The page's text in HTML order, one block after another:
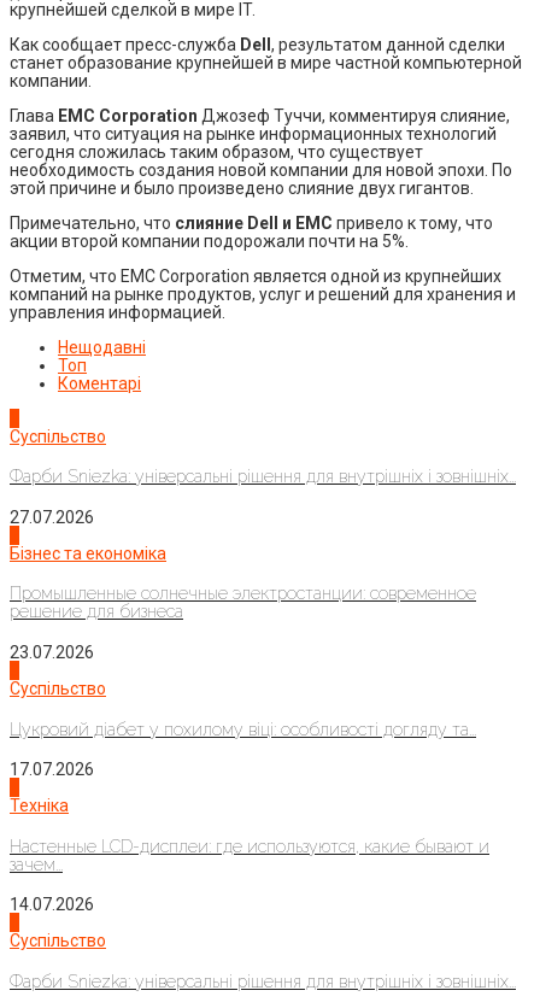
крупнейшей сделкой в мире IT.
Как сообщает пресс-служба Dell, результатом данной сделки
станет образование крупнейшей в мире частной компьютерной
компании.
Глава EMC Corporation Джозеф Туччи, комментируя слияние,
заявил, что ситуация на рынке информационных технологий
сегодня сложилась таким образом, что существует
необходимость создания новой компании для новой эпохи. По
этой причине и было произведено слияние двух гигантов.
Примечательно, что слияние Dell и EMC привело к тому, что
акции второй компании подорожали почти на 5%.
Отметим, что EMC Corporation является одной из крупнейших
компаний на рынке продуктов, услуг и решений для хранения и
управления информацией.
Нещодавні
Топ
Коментарі
Суспільство
Фарби Sniezka: універсальні рішення для внутрішніх і зовнішніх...
27.07.2026
Бізнес та економіка
Промышленные солнечные электростанции: современное
решение для бизнеса
23.07.2026
Суспільство
Цукровий діабет у похилому віці: особливості догляду та...
17.07.2026
Техніка
Настенные LCD-дисплеи: где используются, какие бывают и
зачем...
14.07.2026
Суспільство
Фарби Sniezka: універсальні рішення для внутрішніх і зовнішніх...